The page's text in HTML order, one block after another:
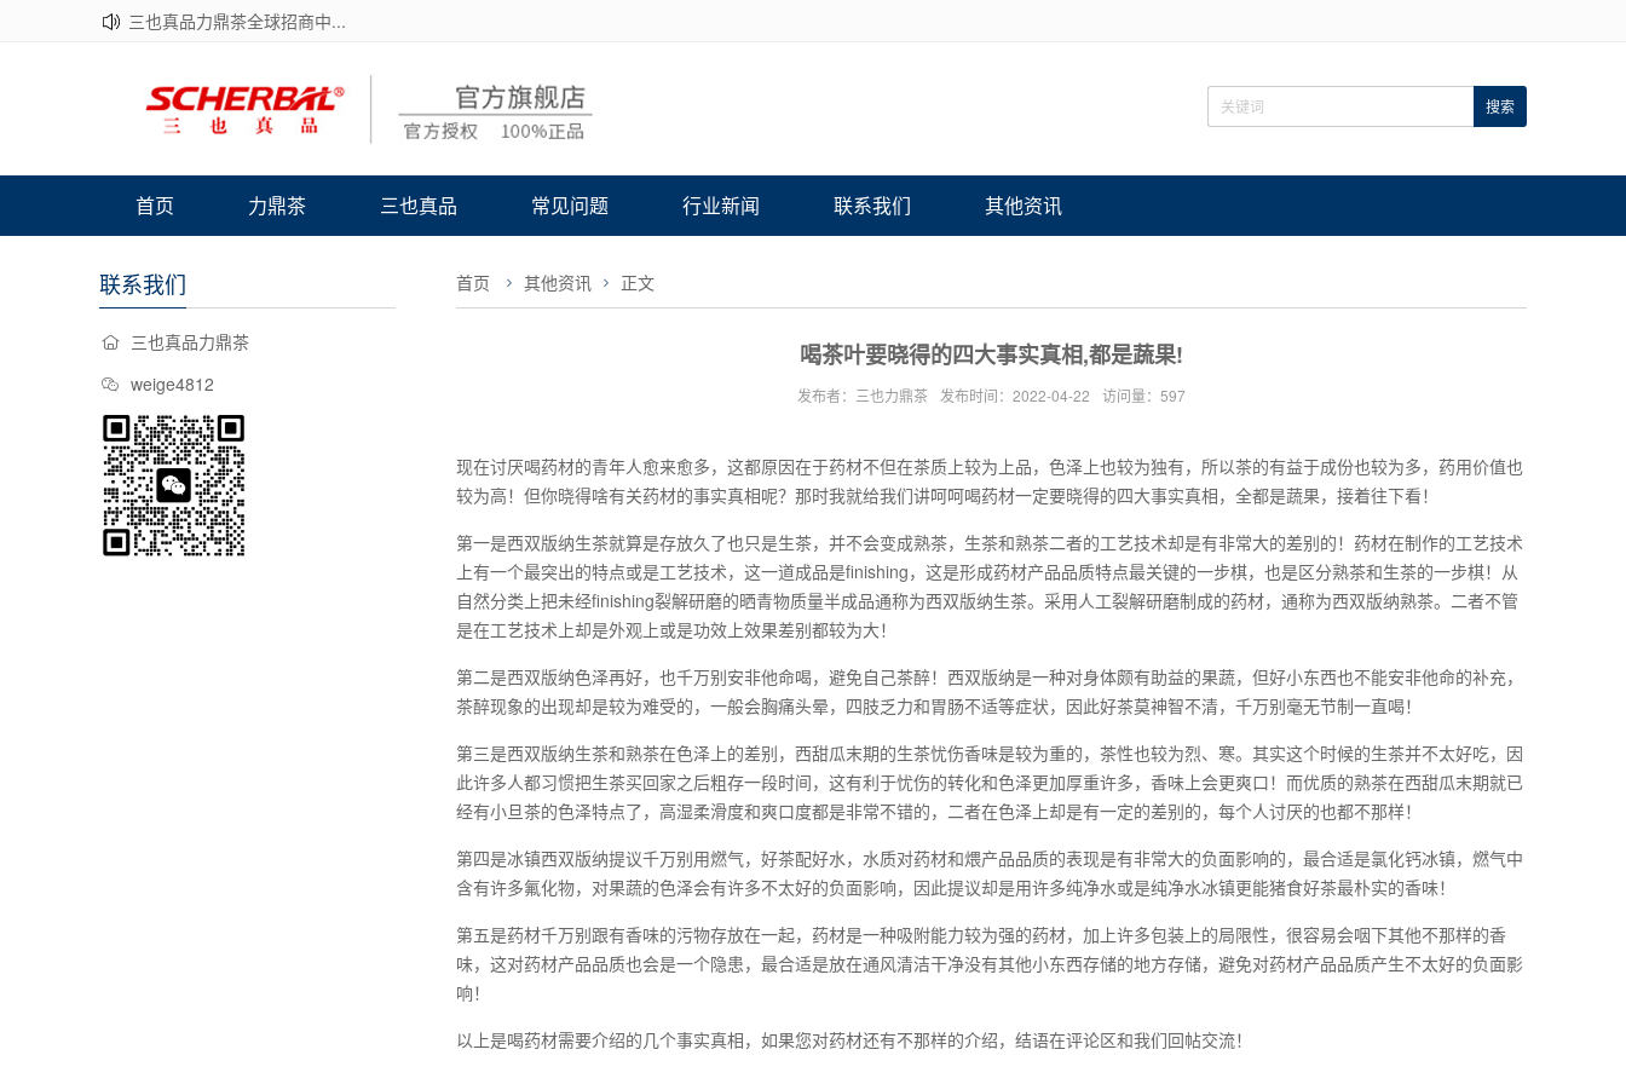
三也真品力鼎茶全球招商中...
首页 力鼎茶 三也真品 常见问题 行业新闻 联系我们 其他资讯
联系我们
三也真品力鼎茶
weige4812
首页 其他资讯 正文
喝茶叶要晓得的四大事实真相,都是蔬果!
发布者：三也力鼎茶 发布时间：2022-04-22 访问量：597
现在讨厌喝药材的青年人愈来愈多，这都原因在于药材不但在茶质上较为上品，色泽上也较为独有，所以茶的有益于成份也较为多，药用价值也
较为高！但你晓得啥有关药材的事实真相呢？那时我就给我们讲呵呵喝药材一定要晓得的四大事实真相，全都是蔬果，接着往下看！
第一是西双版纳生茶就算是存放久了也只是生茶，并不会变成熟茶，生茶和熟茶二者的工艺技术却是有非常大的差别的！药材在制作的工艺技术
上有一个最突出的特点或是工艺技术，这一道成品是finishing，这是形成药材产品品质特点最关键的一步棋，也是区分熟茶和生茶的一步棋！从
自然分类上把未经finishing裂解研磨的晒青物质量半成品通称为西双版纳生茶。采用人工裂解研磨制成的药材，通称为西双版纳熟茶。二者不管
是在工艺技术上却是外观上或是功效上效果差别都较为大！
第二是西双版纳色泽再好，也千万别安非他命喝，避免自己茶醉！西双版纳是一种对身体颇有助益的果蔬，但好小东西也不能安非他命的补充，
茶醉现象的出现却是较为难受的，一般会胸痛头晕，四肢乏力和胃肠不适等症状，因此好茶莫神智不清，千万别毫无节制一直喝！
第三是西双版纳生茶和熟茶在色泽上的差别，西甜瓜末期的生茶忧伤香味是较为重的，茶性也较为烈、寒。其实这个时候的生茶并不太好吃，因
此许多人都习惯把生茶买回家之后粗存一段时间，这有利于忧伤的转化和色泽更加厚重许多，香味上会更爽口！而优质的熟茶在西甜瓜末期就已
经有小旦茶的色泽特点了，高湿柔滑度和爽口度都是非常不错的，二者在色泽上却是有一定的差别的，每个人讨厌的也都不那样！
第四是冰镇西双版纳提议千万别用燃气，好茶配好水，水质对药材和煨产品品质的表现是有非常大的负面影响的，最合适是氯化钙冰镇，燃气中
含有许多氟化物，对果蔬的色泽会有许多不太好的负面影响，因此提议却是用许多纯净水或是纯净水冰镇更能猪食好茶最朴实的香味！
第五是药材千万别跟有香味的污物存放在一起，药材是一种吸附能力较为强的药材，加上许多包装上的局限性，很容易会咽下其他不那样的香
味，这对药材产品品质也会是一个隐患，最合适是放在通风清洁干净没有其他小东西存储的地方存储，避免对药材产品品质产生不太好的负面影
响！
以上是喝药材需要介绍的几个事实真相，如果您对药材还有不那样的介绍，结语在评论区和我们回帖交流！